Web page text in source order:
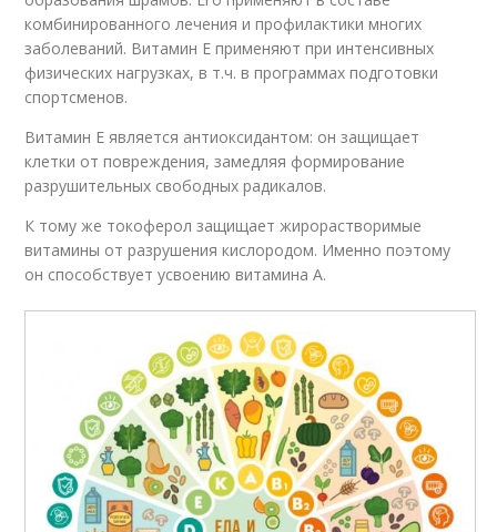
комбинированного лечения и профилактики многих
заболеваний. Витамин Е применяют при интенсивных
физических нагрузках, в т.ч. в программах подготовки
спортсменов.
Витамин Е является антиоксидантом: он защищает
клетки от повреждения, замедляя формирование
разрушительных свободных радикалов.
К тому же токоферол защищает жирорастворимые
витамины от разрушения кислородом. Именно поэтому
он способствует усвоению витамина А.